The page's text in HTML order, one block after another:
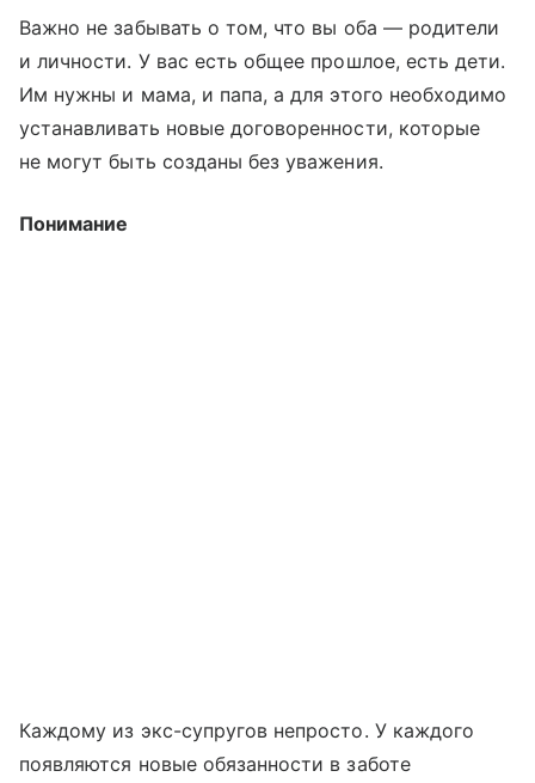
Важно не забывать о том, что вы оба — родители
и личности. У вас есть общее прошлое, есть дети.
Им нужны и мама, и папа, а для этого необходимо
устанавливать новые договоренности, которые
не могут быть созданы без уважения.
Понимание
Каждому из экс-супругов непросто. У каждого
появляются новые обязанности в заботе